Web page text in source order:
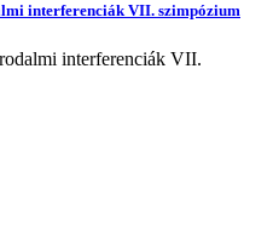
interferenciák VII. szimpózium
interferenciák VII.